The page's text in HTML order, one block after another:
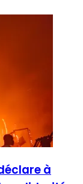
à